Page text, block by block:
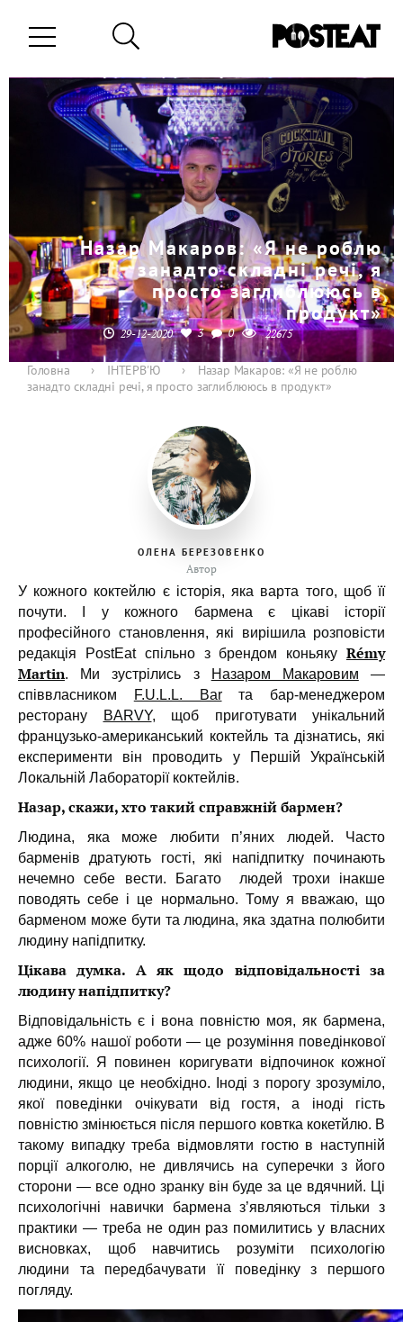
Назар Макаров: «Я не роблю
занадто складні речі, я
просто заглиблююсь в
продукт»
29-12-2020 3 0 22675
Головна › ІНТЕРВ'Ю ›
Назар Макаров: «Я не роблю
занадто складні речі, я просто заглиблююсь в продукт»
ОЛЕНА БЕРЕЗОВЕНКО
Автор
У кожного коктейлю є історія, яка варта того, щоб її
почути. І у кожного бармена є цікаві історії
професійного становлення, які вирішила розповісти
редакція PostEat спільно з брендом коньяку Rémy
Martin. Ми зустрілись з Назаром Макаровим —
співвласником
F.U.L.L. Barта бар-менеджером
ресторану
BARVY, щоб приготувати унікальний
французько-американський коктейль та дізнатись, які
експерименти він проводить у Першій Українській
Локальній Лабораторії коктейлів.
Назар, скажи, хто такий справжній бармен?
Людина, яка може любити п’яних людей. Часто
барменів дратують гості, які напідпитку починають
нечемно себе вести. Багато людей трохи інакше
поводять себе і це нормально. Тому я вважаю, що
барменом може бути та людина, яка здатна полюбити
людину напідпитку.
Цікава думка. А як щодо відповідальності за
людину напідпитку?
Відповідальність є і вона повністю моя, як бармена,
адже 60% нашої роботи — це розуміння поведінкової
психології. Я повинен коригувати відпочинок кожної
людини, якщо це необхідно. Іноді з порогу зрозуміло,
якої поведінки очікувати від гостя, а іноді гість
повністю змінюється після першого ковтка кокетйлю. В
такому випадку треба відмовляти гостю в наступній
порції алкоголю, не дивлячись на суперечки з його
сторони — все одно зранку він буде за це вдячний. Ці
психологічні навички бармена з’являються тільки з
практики — треба не один раз помилитись у власних
висновках, щоб навчитись розуміти психологію
людини та передбачувати її поведінку з першого
погляду.